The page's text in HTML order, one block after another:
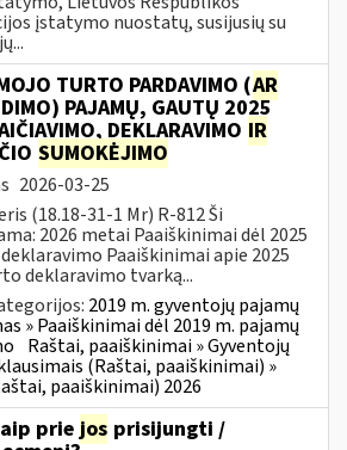
įstatymo nuostatų, susijusių su
TURTO PARDAVIMO (AR
PAJAMŲ, GAUTŲ 2025
DEKLARAVIMO IR
SUMOKĖJIMO
2026-03-25
(18.18-31-1 Mr) R-812 Ši
2026 metai Paaiškinimai dėl 2025
Paaiškinimai apie 2025
deklaravimo tvarką...
2019 m. gyventojų pajamų
» Paaiškinimai dėl 2019 m. pajamų
Raštai, paaiškinimai » Gyventojų
(Raštai, paaiškinimai) »
paaiškinimai) 2026
priejos prisijungti /